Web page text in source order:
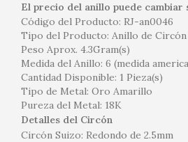
El precio del anillo puede cambiar
Código del Producto: RJ-an0046
Tipo del Producto: Anillo de Circón
Peso Aprox. 4.3Gram(s)
Medida del Anillo: 6 (medida
Cantidad Disponible: 1 Pieza(s)
Tipo de Metal: Oro Amarillo
Pureza del Metal: 18K
Detalles del Circón
Circón Suizo: Redondo de 2.5mm